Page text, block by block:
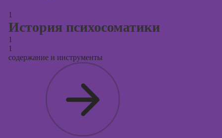
Курсы
1
История психосоматики
1
1
содержание и инструменты